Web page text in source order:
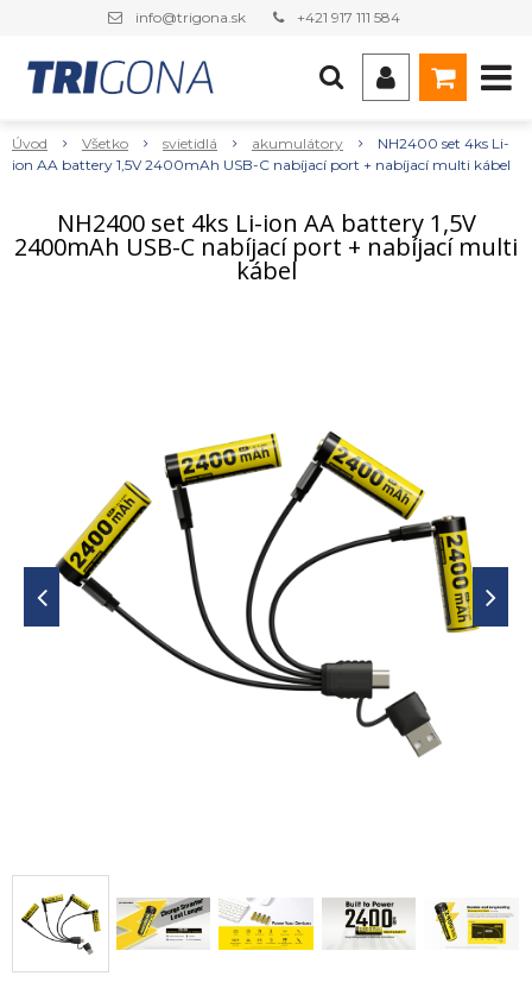
info@trigona.sk +421 917 111 584
Úvod Všetko svietidlá akumulátory
NH2400 set 4ks Li-
ion AA battery 1,5V 2400mAh USB-C nabíjací port + nabíjací multi kábel
NH2400 set 4ks Li-ion AA battery 1,5V
2400mAh USB-C nabíjací port + nabíjací multi
kábel